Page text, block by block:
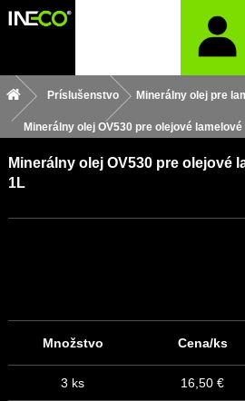
Príslušenstvo Minerálny olej pre
Minerálny olej OV530 pre olejové
Minerálny olej OV530 pre olejové
1L
Množstvo Cena/ks
3 ks 16,50 €